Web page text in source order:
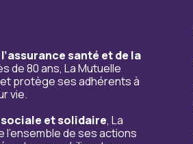
l’assurance santé et de la
de 80 ans, La Mutuelle
protège ses adhérents à
vie.
et solidaire, La
l’ensemble de ses actions